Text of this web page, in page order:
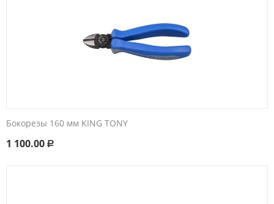
Бокорезы 160 мм KING TONY
1 100.00 Р